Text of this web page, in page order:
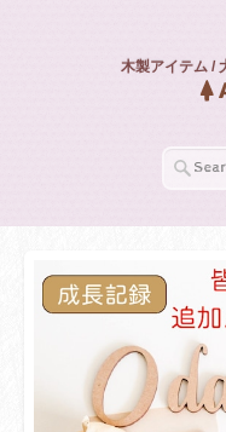
木製アイテム /